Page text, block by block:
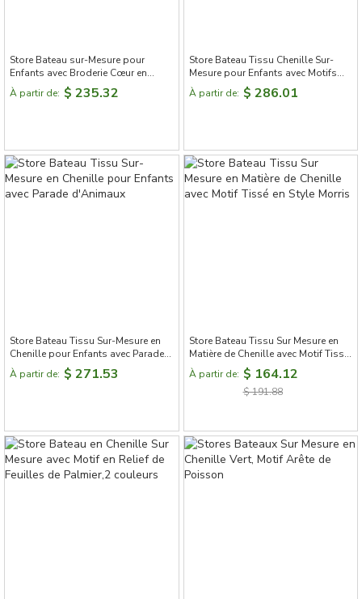
Store Bateau sur-Mesure pour
Enfants avec Broderie Cœur en
Chenille
À partir de: $ 235.32
Store Bateau Tissu Chenille Sur-
Mesure pour Enfants avec Motifs
Lapins et Pompons Décoratifs -
Azur Doux
À partir de: $ 286.01
Store Bateau Tissu Sur-Mesure en
Chenille pour Enfants avec Parade
d'Animaux
À partir de: $ 271.53
Store Bateau Tissu Sur Mesure en
Matière de Chenille avec Motif Tissé
en Style Morris
À partir de: $ 164.12
$ 191.88